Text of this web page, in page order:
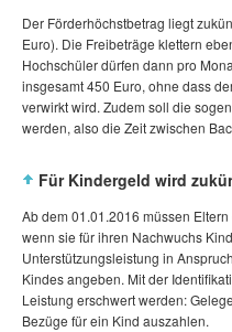
Der Förderhöchstbetrag liegt
Euro). Die Freibeträge klettern
Hochschüler dürfen dann pro
insgesamt 450 Euro, ohne dass
verwirkt wird. Zudem soll die
werden, also die Zeit zwischen
Für Kindergeld wird
Ab dem 01.01.2016 müssen
wenn sie für ihren Nachwuchs
Unterstützungsleistung in
Kindes angeben. Mit der
Leistung erschwert werden:
Bezüge für ein Kind auszahlen.